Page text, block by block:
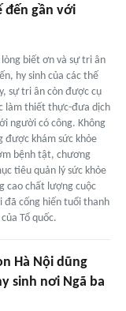
đến gần với
biết ơn và sự tri ân
hy sinh của các thế
sự tri ân còn được cụ
làm thiết thực-đưa dịch
người có công. Không
được khám sức khỏe
bệnh tật, chương
tiêu quản lý sức khỏe
cao chất lượng cuộc
đã cống hiến tuổi thanh
Tổ quốc.
Hà Nội dũng
sinh nơi Ngã ba